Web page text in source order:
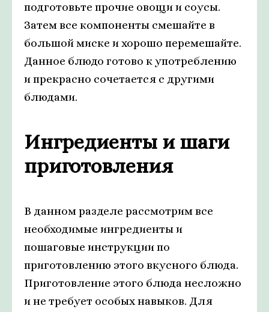
подготовьте прочие овощи и соусы.
Затем все компоненты смешайте в
большой миске и хорошо перемешайте.
Данное блюдо готово к употреблению
и прекрасно сочетается с другими
блюдами.
Ингредиенты и шаги
приготовления
В данном разделе рассмотрим все
необходимые ингредиенты и
пошаговые инструкции по
приготовлению этого вкусного блюда.
Приготовление этого блюда несложно
и не требует особых навыков. Для